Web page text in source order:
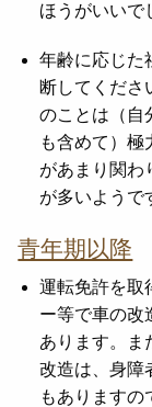
ほうがいいで
年齢に応じた
断してくださ
のことは（自
も含めて）極
があまり関わ
が多いようで
青年期以降
運転免許を取
ー等で車の改
あります。ま
改造は、身障
もありますの